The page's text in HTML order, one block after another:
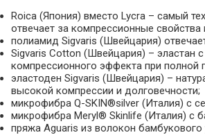
Roica (Япония) вместо Lycra – самый
отвечает за компрессионные
полиамид Sigvaris (Швейцария)
Sigvaris Cotton (Швейцария) – эластан
компрессионного эффекта при полной
эластоден Sigvaris (Швейцария) –
высокой компрессии и долговечности;
микрофибра Q-SKIN®silver (Италия) с
микрофибра Meryl® Skinlife (Италия) с
пряжа Aguaris из волокон